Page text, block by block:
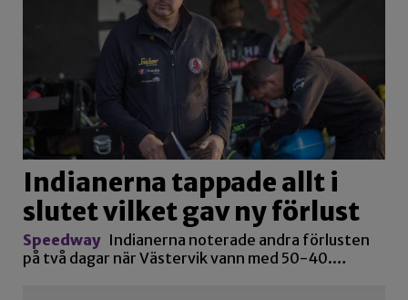
Indianerna tappade allt i
slutet vilket gav ny förlust
Speedway Indianerna noterade andra förlusten
på två dagar när Västervik vann med 50-40.…